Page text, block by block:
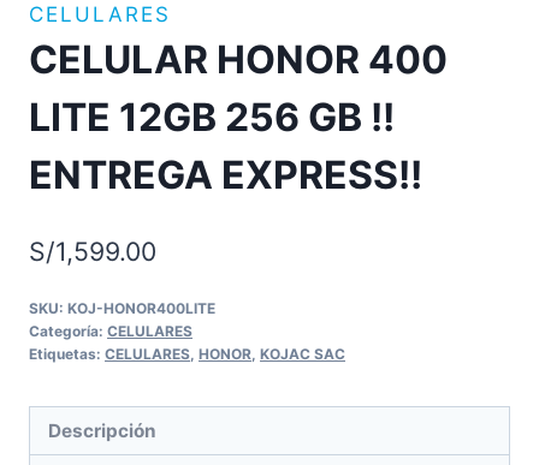
CELULARES
CELULAR HONOR 400
LITE 12GB 256 GB !!
ENTREGA EXPRESS!!
S/1,599.00
SKU: KOJ-HONOR400LITE
Categoría: CELULARES
Etiquetas: CELULARES HONOR KOJAC SAC
Descripción